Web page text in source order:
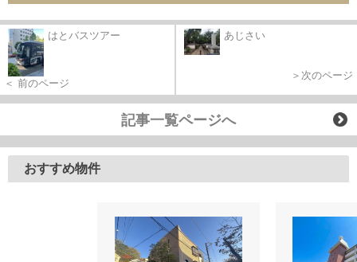
はとバスツアー
＜ 前のページ
あじさい
＞次のページ
記事一覧ページへ
おすすめ物件